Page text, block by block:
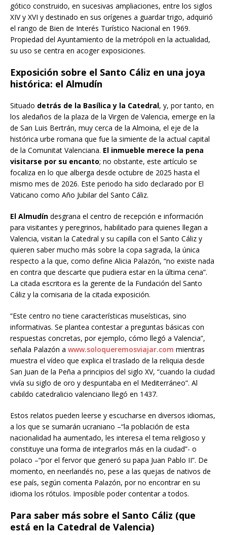
gótico construido, en sucesivas ampliaciones, entre los siglos
XIV y XVI y destinado en sus orígenes a guardar trigo, adquirió
el rango de Bien de Interés Turístico Nacional en 1969.
Propiedad del Ayuntamiento de la metrópoli en la actualidad,
su uso se centra en acoger exposiciones.
Exposición sobre el Santo Cáliz en una joya
histórica: el Almudín
Situado detrás de la Basílica y la Catedral, y, por tanto, en
los aledaños de la plaza de la Virgen de Valencia, emerge en la
de San Luis Bertrán, muy cerca de la Almoina, el eje de la
histórica urbe romana que fue la simiente de la actual capital
de la Comunitat Valenciana. El inmueble merece la pena
visitarse por su encanto; no obstante, este artículo se
focaliza en lo que alberga desde octubre de 2025 hasta el
mismo mes de 2026. Este periodo ha sido declarado por El
Vaticano como Año Jubilar del Santo Cáliz.
El Almudín desgrana el centro de recepción e información
para visitantes y peregrinos, habilitado para quienes llegan a
Valencia, visitan la Catedral y su capilla con el Santo Cáliz y
quieren saber mucho más sobre la copa sagrada, la única
respecto a la que, como define Alicia Palazón, “no existe nada
en contra que descarte que pudiera estar en la última cena”.
La citada escritora es la gerente de la Fundación del Santo
Cáliz y la comisaria de la citada exposición.
“Este centro no tiene características museísticas, sino
informativas. Se plantea contestar a preguntas básicas con
respuestas concretas, por ejemplo, cómo llegó a Valencia”,
señala Palazón a www.soloqueremosviajar.com mientras
muestra el vídeo que explica el traslado de la reliquia desde
San Juan de la Peña a principios del siglo XV, “cuando la ciudad
vivía su siglo de oro y despuntaba en el Mediterráneo”. Al
cabildo catedralicio valenciano llegó en 1437.
Estos relatos pueden leerse y escucharse en diversos idiomas,
a los que se sumarán ucraniano –“la población de esta
nacionalidad ha aumentado, les interesa el tema religioso y
constituye una forma de integrarlos más en la ciudad”- o
polaco –“por el fervor que generó su papa Juan Pablo II”. De
momento, en neerlandés no, pese a las quejas de nativos de
ese país, según comenta Palazón, por no encontrar en su
idioma los rótulos. Imposible poder contentar a todos.
Para saber más sobre el Santo Cáliz (que
está en la Catedral de Valencia)